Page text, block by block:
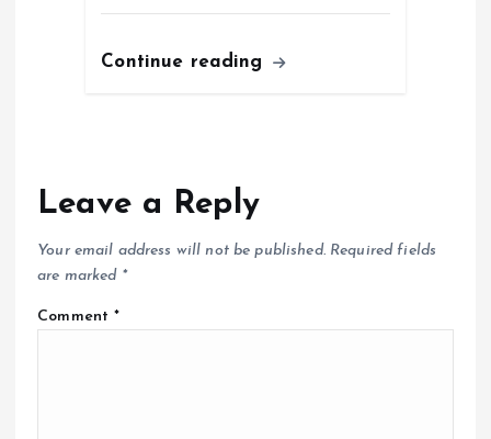
Continue reading
Leave a Reply
Your email address will not be published. Required fields
are marked *
Comment*